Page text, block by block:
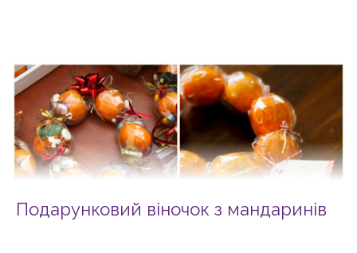
Подарунковий віночок з мандаринів